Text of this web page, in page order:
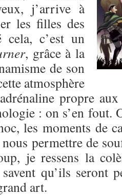
j’arrive à
les filles des
cela, c’est un
, grâce à la
de son
atmosphère
propre
: on s’en fout.
les moments de
permettre de
je ressens la
qu’ils seront
art.